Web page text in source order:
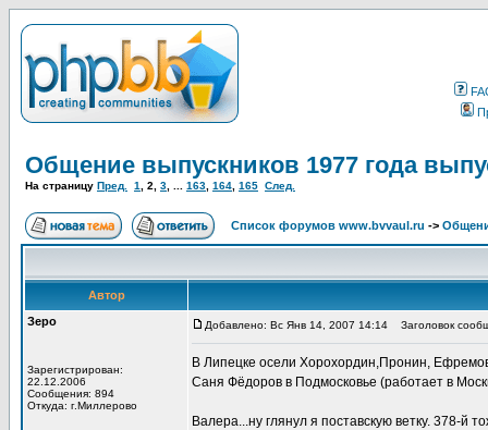
Общение выпускников 1977 года
На страницу Пред. 1 2 3 163 164 165 След.
Список форумов www.bvvaul.ru ->
Автор
Зеро
Зарегистрирован:
22.12.2006
Сообщения: 894
Откуда: г.Миллерово
Добавлено: Вс Янв 14, 2007 14:14 Заголовок
В Липецке осели Хорохордин,Пронин,
Саня Фёдоров в Подмосковье (работает в
Валера...ну глянул я поставскую ветку. 378-й